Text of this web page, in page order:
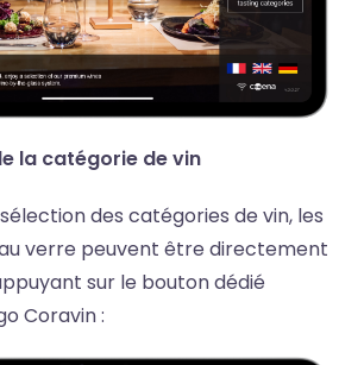
la catégorie de vin
des catégories de vin, les
verre peuvent être directement
sur le bouton dédié
Coravin :